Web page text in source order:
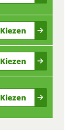
Kiezen
Kiezen
Kiezen